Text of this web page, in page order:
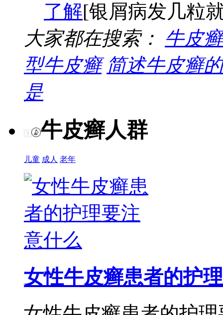
了解[银屑病发几粒
大家都在搜索： 牛皮
型牛皮癣 简述牛皮癣
是
牛皮癣人群
儿童 成人 老年
女性牛皮癣患者的护理